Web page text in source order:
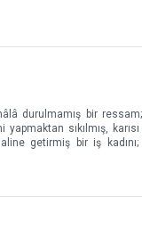
durulmamış bir
sıkılmış,
getirmiş bir iş